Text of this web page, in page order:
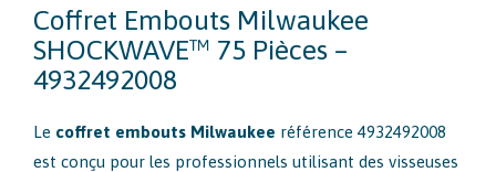
Coffret Embouts Milwaukee
SHOCKWAVE™ 75 Pièces –
4932492008
Le coffret embouts Milwaukee référence 4932492008
est conçu pour les professionnels utilisant des visseuses